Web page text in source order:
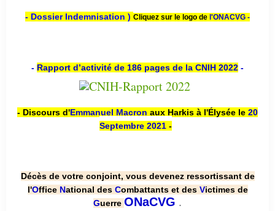
- Dossier Indemnisation ) Cliquez sur le logo de l'ONACVG -
- Rapport d’activité de 186 pages de la CNIH 2022 -
- Discours d'Emmanuel Macron aux Harkis à l'Élysée le 20
Septembre 2021 -
Décès de votre conjoint, vous devenez ressortissant de
l'Office National des Combattants et des Victimes de
Guerre ONaCVG .